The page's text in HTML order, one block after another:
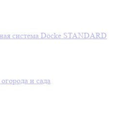
система Döcke STANDARD
и сада